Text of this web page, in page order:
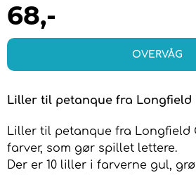
68,-
OVERVÅG
Liller til petanque fra Longfield
Liller til petanque fra Longfield
farver, som gør spillet lettere.
Der er 10 liller i farverne gul,